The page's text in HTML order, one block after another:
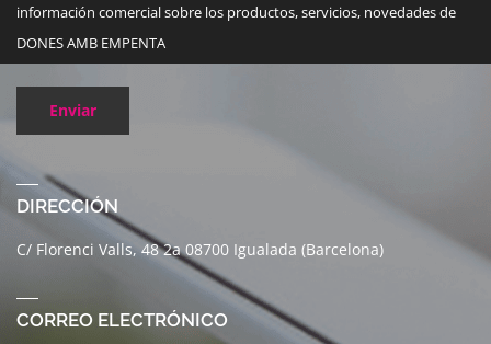
información comercial sobre los productos, servicios, novedades de
DONES AMB EMPENTA
Enviar
DIRECCIÓN
C/ Florenci Valls, 48 2a 08700 Igualada (Barcelona)
CORREO ELECTRÓNICO